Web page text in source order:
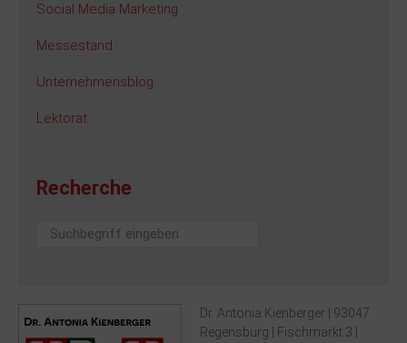
Social Media Marketing
Messestand
Unternehmensblog
Lektorat
Recherche
Suchen
Dr. Antonia Kienberger | 93047
Regensburg | Fischmarkt 3 |